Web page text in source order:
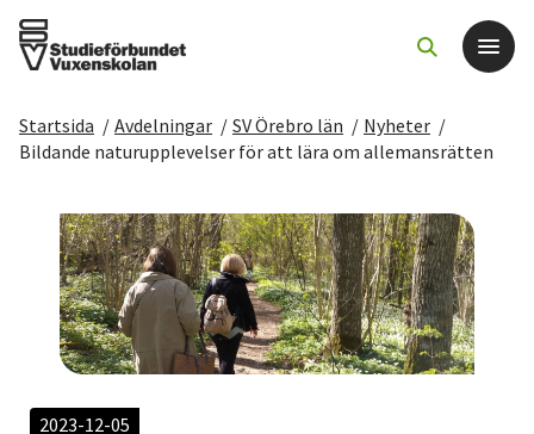
Det här gör vi
För dig som
Sök kurser och evenemang
Om SV
Starta studiecirkel
Startsida / Avdelningar / SV Örebro län / Nyheter /
Bildande naturupplevelser för att lära om allemansrätten
2023-12-05